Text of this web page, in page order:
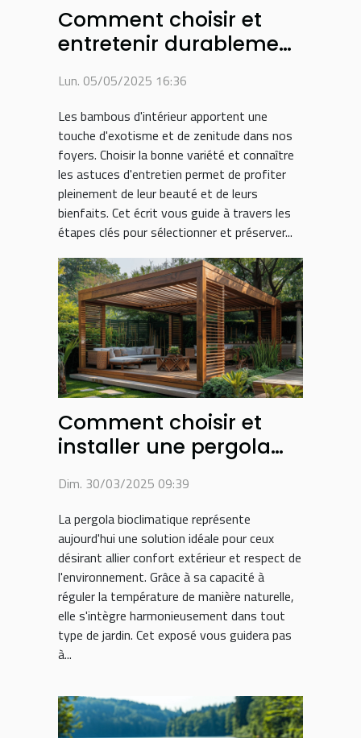
Comment choisir et
entretenir durablement
d'intérieur
Lun. 05/05/2025 16:36
Les bambous d'intérieur apportent une
touche d'exotisme et de zenitude dans nos
foyers. Choisir la bonne variété et connaître
les astuces d'entretien permet de profiter
pleinement de leur beauté et de leurs
bienfaits. Cet écrit vous guide à travers les
étapes clés pour sélectionner et préserver...
Comment choisir et
installer une pergola
votre jardin
Dim. 30/03/2025 09:39
La pergola bioclimatique représente
aujourd'hui une solution idéale pour ceux
désirant allier confort extérieur et respect de
l'environnement. Grâce à sa capacité à
réguler la température de manière naturelle,
elle s'intègre harmonieusement dans tout
type de jardin. Cet exposé vous guidera pas
à...